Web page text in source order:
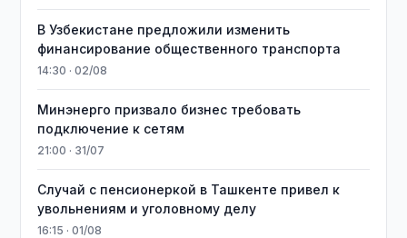
В Узбекистане предложили изменить
финансирование общественного транспорта
14:30 · 02/08
Минэнерго призвало бизнес требовать
подключение к сетям
21:00 · 31/07
Случай с пенсионеркой в Ташкенте привел к
увольнениям и уголовному делу
16:15 · 01/08